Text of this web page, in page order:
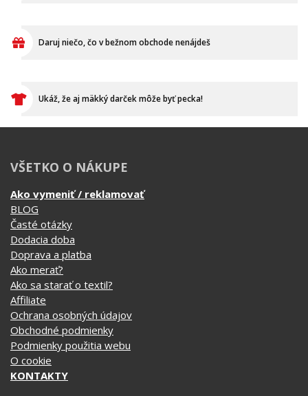
Daruj niečo, čo v bežnom obchode nenájdeš
Ukáž, že aj mäkký darček môže byť pecka!
VŠETKO O NÁKUPE
Ako vymeniť / reklamovať
BLOG
Časté otázky
Dodacia doba
Doprava a platba
Ako merať?
Ako sa starať o textil?
Affiliate
Ochrana osobných údajov
Obchodné podmienky
Podmienky použitia webu
O cookie
KONTAKTY